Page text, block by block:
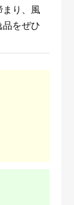
まり、風
品をぜひ